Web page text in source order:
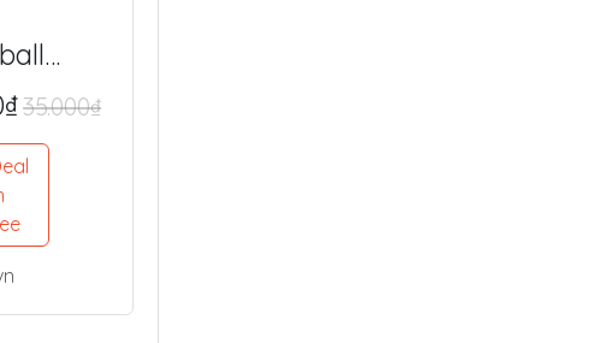
40
Tiêu
Quốc
&
Trời
35.000₫